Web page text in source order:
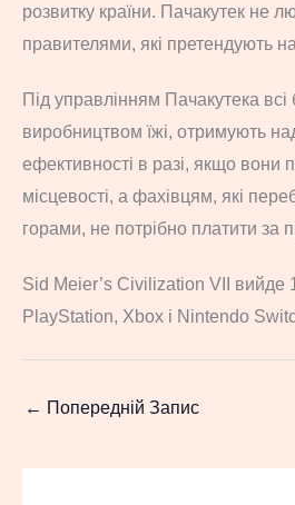
розвитку країни. Пачакутек не
правителями, які претендують
Під управлінням Пачакутека всі
виробництвом їжі, отримують
ефективності в разі, якщо вони
місцевості, а фахівцям, які
горами, не потрібно платити за
Sid Meier’s Civilization VII вийде
PlayStation, Xbox і Nintendo
← Попередній Запис